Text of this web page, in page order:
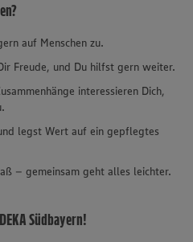
auf Menschen zu.
Freude, und Du hilfst gern weiter.
interessieren Dich,
legst Wert auf ein gepflegtes
– gemeinsam geht alles leichter.
Südbayern!